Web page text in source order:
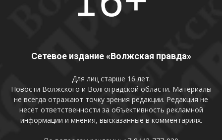
Сетевое издание «Волжская правда»
Для лиц старше 16 лет.
Новости Волжского и Волгоградской области. Материалы
не всегда отражают точку зрения редакции. Редакция не
несет ответственности за объективность рекламной
информации и мнения, высказанные в комментариях.